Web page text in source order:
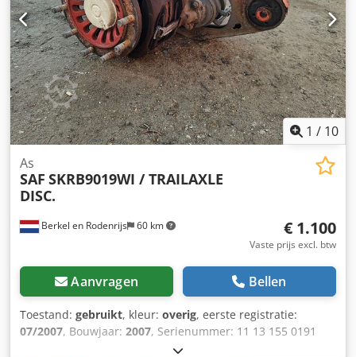
1 / 10
Berkel en Rodenrijs 60 km
As
SAF SKRB9019WI / TRAILAXLE
DISC.
€ 1.100
Vaste prijs excl. btw
Aanvragen Bellen
Toestand: gebruikt, kleur: overig, eerste registratie:
07/2007, Bouwjaar: 2007, Serienummer: 11 13 155 0191
Cjdpfx Ajzqyrljk Ueha AS VAN EEN AANHANGER